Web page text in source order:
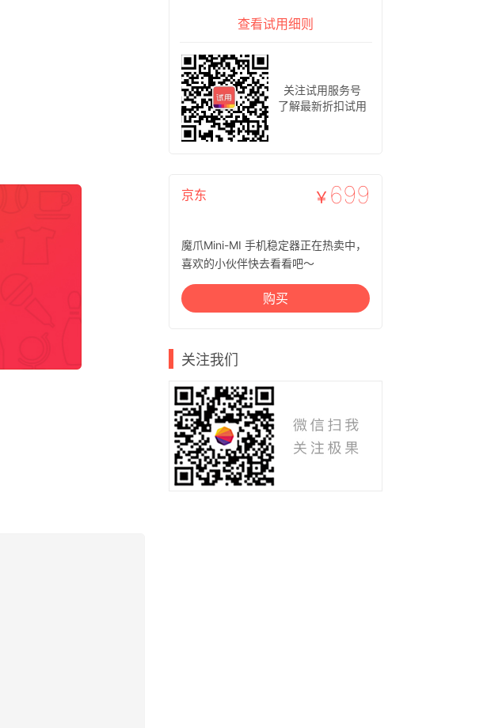
查看试用细则
关注试用服务号
了解最新折扣试用
京东 ￥ 699
魔爪Mini-MI 手机稳定器正在热卖中，
喜欢的小伙伴快去看看吧～
购买
关注我们